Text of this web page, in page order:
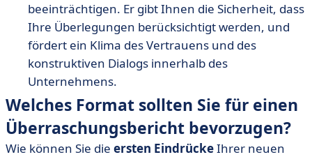
beeinträchtigen. Er gibt Ihnen die Sicherheit, dass
Ihre Überlegungen berücksichtigt werden, und
fördert ein Klima des Vertrauens und des
konstruktiven Dialogs innerhalb des
Unternehmens.
Welches Format sollten Sie für einen
Überraschungsbericht bevorzugen?
Wie können Sie die ersten EindrückeIhrer neuen